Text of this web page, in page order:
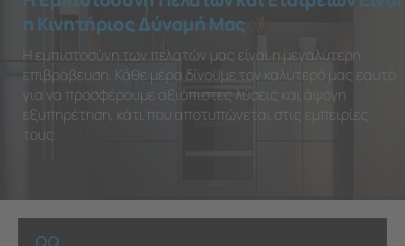
η Κινητήριος Δύναμή Μας
Η εμπιστοσύνη των πελατών μας είναι η μεγαλύτερη
επιβράβευση. Κάθε μέρα δίνουμε τον καλύτερό μας εαυτό
για να προσφέρουμε αξιόπιστες λύσεις και άψογη
εξυπηρέτηση, κάτι που αποτυπώνεται στις εμπειρίες
τους.